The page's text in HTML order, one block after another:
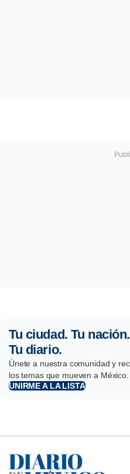
Tu ciudad. Tu nación.
Tu diario.
Únete a nuestra comunidad y
los temas que mueven a
UNIRME A LA LISTA